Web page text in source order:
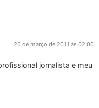
26 de março de 2011 às 02:00
jornalista e meu